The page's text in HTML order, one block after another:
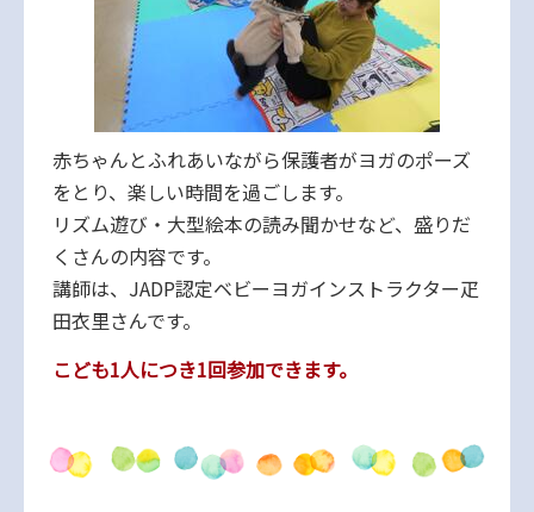
赤ちゃんとふれあいながら保護者がヨガのポーズ
をとり、楽しい時間を過ごします。
リズム遊び・大型絵本の読み聞かせなど、盛りだ
くさんの内容です。
講師は、JADP認定ベビーヨガインストラクター疋
田衣里さんです。
こども1人につき1回参加できます。